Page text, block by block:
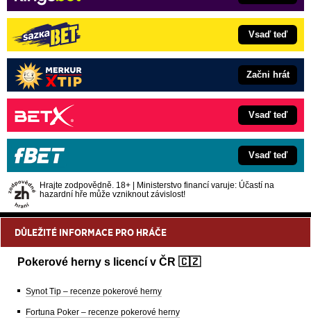
Vsaď teď
Začni hrát
Vsaď teď
Vsaď teď
Hrajte zodpovědně. 18+ | Ministerstvo financí varuje: Účastí na
hazardní hře může vzniknout závislost!
DŮLEŽITÉ INFORMACE PRO HRÁČE
Pokerové herny s licencí v ČR 🇨🇿
Synot Tip – recenze pokerové herny
Fortuna Poker – recenze pokerové herny